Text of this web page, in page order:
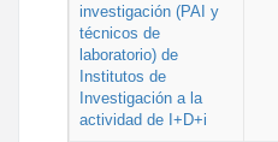
investigación (PAI y
técnicos de
laboratorio) de
Institutos de
Investigación a la
actividad de I+D+i